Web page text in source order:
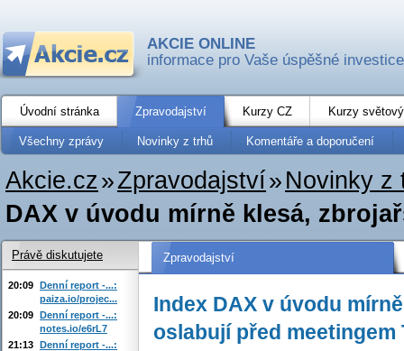
AKCIE ONLINE
informace pro Vaše úspěšné investice
Úvodní stránka Zpravodajství Kurzy CZ Kurzy
Všechny zprávy Novinky z trhů Komentáře a doporučení
Akcie.cz»Zpravodajství» Novinky z
DAX v úvodu mírně klesá,
Zpravodajství
Index DAX v úvodu
oslabují před meetingem
Právě diskutujete
20:09 Denní report -...:
paiza.io/projec...
20:09 Denní report -...:
notes.io/e6rL7
21:13 Denní report -...: